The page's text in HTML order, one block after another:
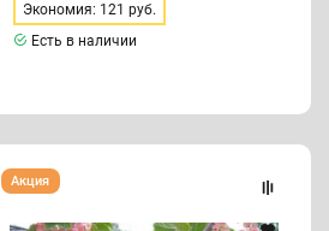
Экономия: 121 руб.
Есть в наличии
Смородина
"ГОЛЛАНДСКАЯ
Акция